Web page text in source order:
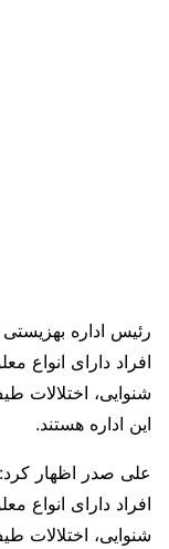
افراد دارای انواع
شنوایی،
این اداره هستند.
افراد دارای انواع
شنوایی، اختلالات